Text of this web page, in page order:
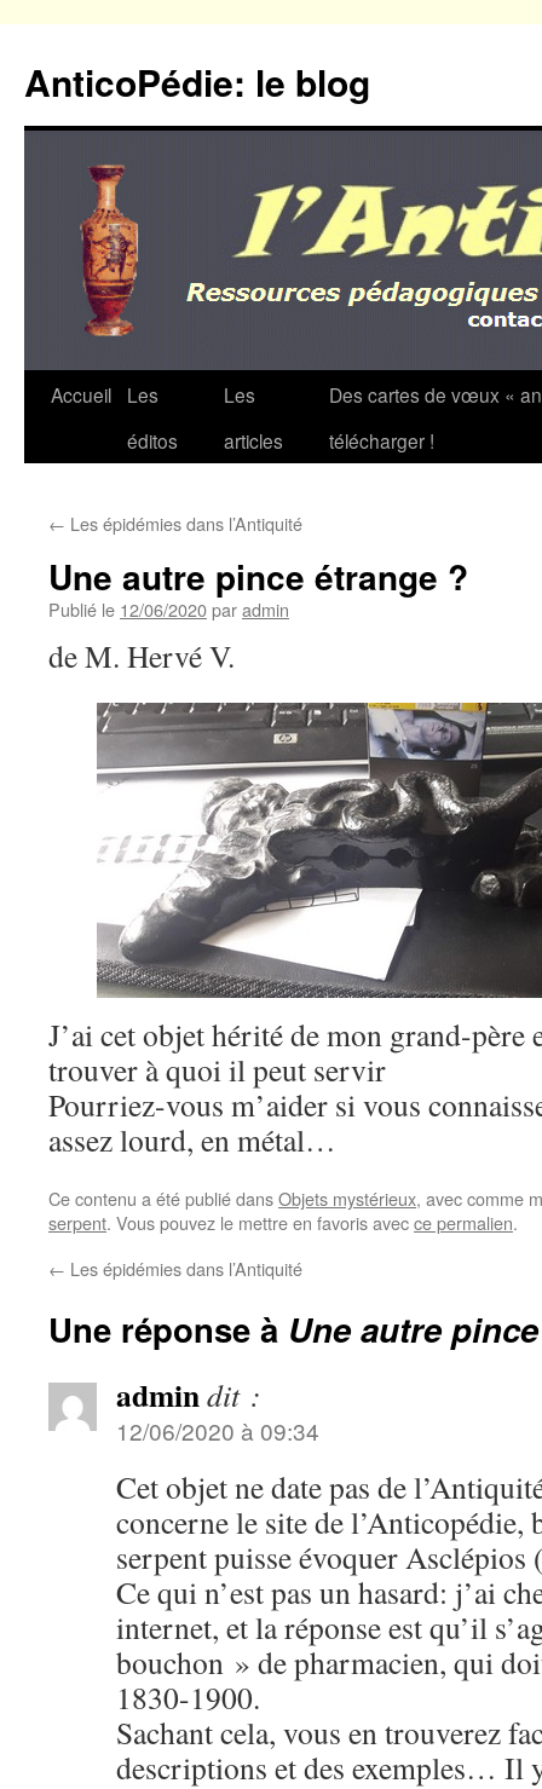
contenu
AnticoPédie: le blog
Accueil
Les
éditos
Les
articles
Des cartes de vœux «
télécharger !
← Les épidémies dans l’Antiquité
Une autre pince étrange ?
Publié le 12/06/2020paradmin
de M. Hervé V.
J’ai cet objet hérité de mon grand-père
trouver à quoi il peut servir
Pourriez-vous m’aider si vous
assez lourd, en métal…
Ce contenu a été publié dansObjets mystérieux, avec comme
serpent. Vous pouvez le mettre en favoris avecce permalien.
← Les épidémies dans l’Antiquité
Une réponse à Une autre
admindit :
12/06/2020 à 09:34
Cet objet ne date pas de
concerne le site de l’Anticopédie,
serpent puisse évoquer Asclépios
Ce qui n’est pas un hasard: j’ai
internet, et la réponse est qu’il
bouchon » de pharmacien, qui
1830-1900.
Sachant cela, vous en trouverez
descriptions et des exemples… Il